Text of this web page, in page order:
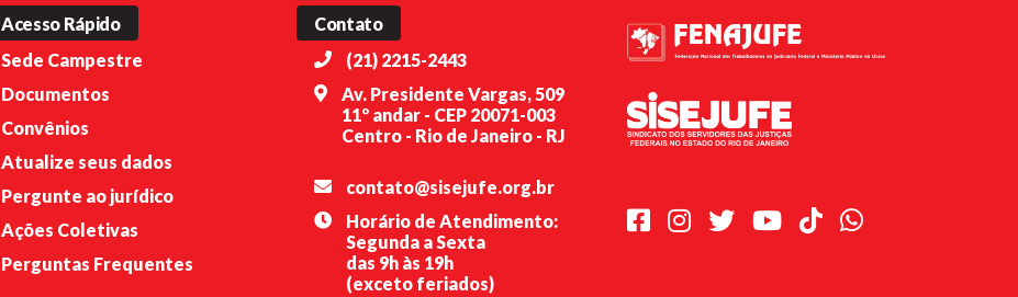
Acesso Rápido
Sede Campestre
Documentos
Convênios
Atualize seus dados
Pergunte ao jurídico
Ações Coletivas
Perguntas Frequentes
Contato
(21) 2215-2443
Av. Presidente Vargas, 509
11º andar - CEP 20071-003
Centro - Rio de Janeiro - RJ
contato@sisejufe.org.br
Horário de Atendimento:
Segunda a Sexta
das 9h às 19h
(exceto feriados)
FacebookInstagram
TwitterYoutubeTikTokWhatsapp